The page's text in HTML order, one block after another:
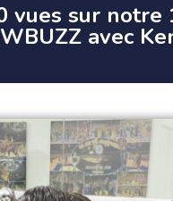
vues sur notre
avec